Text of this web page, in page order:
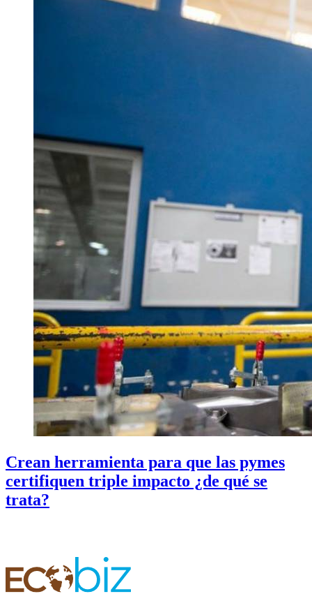
Crean herramienta para que las pymes
certifiquen triple impacto ¿de qué se
trata?